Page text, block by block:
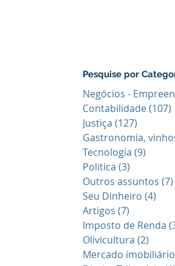
Pesquise por
Contabilidade(107)
Justiça (127)
Tecnologia (9)
Política (3)
Outros assuntos (7)
Seu Dinheiro (4)
Artigos (7)
Imposto de Renda
Olivicultura (2)
Mercado imobiliário